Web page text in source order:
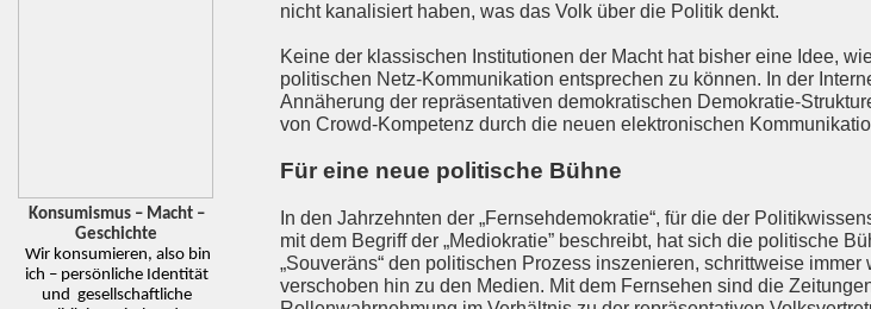
Konsumismus – Macht –
Geschichte
Wir konsumieren, also bin
ich – persönliche Identität
und gesellschaftliche
nicht kanalisiert haben, was das Volk über die Politik denkt.
Keine der klassischen Institutionen der Macht hat bisher eine Idee,
politischen Netz-Kommunikation entsprechen zu können. In der
Annäherung der repräsentativen demokratischen Demokratie-
von Crowd-Kompetenz durch die neuen elektronischen
Für eine neue politische Bühne
In den Jahrzehnten der „Fernsehdemokratie“, für die der
mit dem Begriff der „Mediokratie” beschreibt, hat sich die politische
„Souveräns“ den politischen Prozess inszenieren, schrittweise
verschoben hin zu den Medien. Mit dem Fernsehen sind die